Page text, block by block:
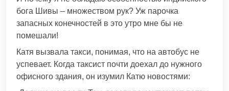
бога Шивы – множеством рук? Уж парочка
запасных конечностей в это утро мне бы не
помешали!
Катя вызвала такси, понимая, что на автобус не
успевает. Когда таксист почти доехал до нужного
офисного здания, он изумил Катю новостями: